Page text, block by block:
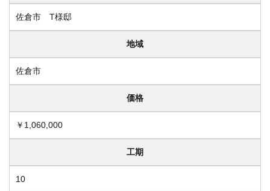
佐倉市 T様邸
地域
佐倉市
価格
￥1,060,000
工期
10